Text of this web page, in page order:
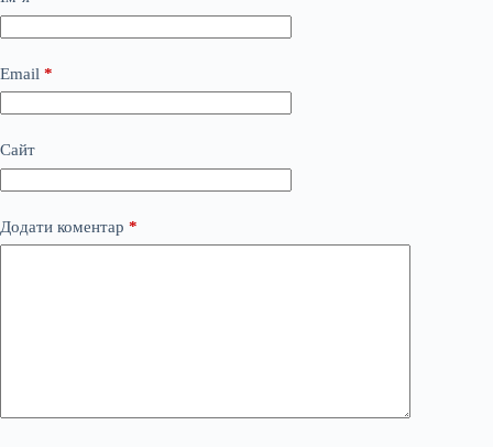
Email *
Сайт
Додати коментар *